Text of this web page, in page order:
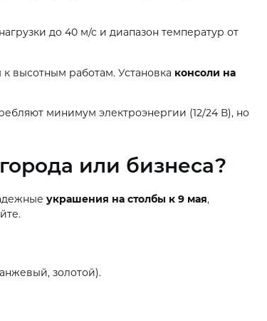
до 40 м/с и диапазон температур от
высотным работам. Установка консоли на
минимум электроэнергии (12/24 В), но
или бизнеса?
украшения на столбы к 9 мая,
золотой).